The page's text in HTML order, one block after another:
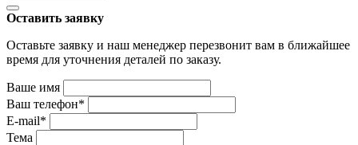
Оставить заявку
Оставьте заявку и наш менеджер перезвонит вам в ближайшее
время для уточнения деталей по заказу.
Ваше имя
Ваш телефон*
E-mail*
Тема